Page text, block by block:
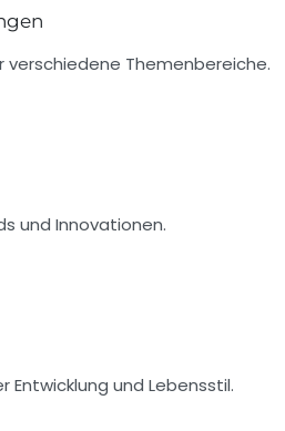
Themenbereiche.
und Innovationen.
Entwicklung und Lebensstil.